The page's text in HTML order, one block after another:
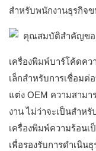
สำหรับพนักงานธุรกิจ
เครื่องพิมพ์บาร์โค้ดค
เล็กสำหรับการเชื่อม
แต่ง OEM ความสาม
งาน ไม่ว่าจะเป็นสำห
เครื่องพิมพ์ความร้อน
เพื่อรองรับการดำเนินธุ